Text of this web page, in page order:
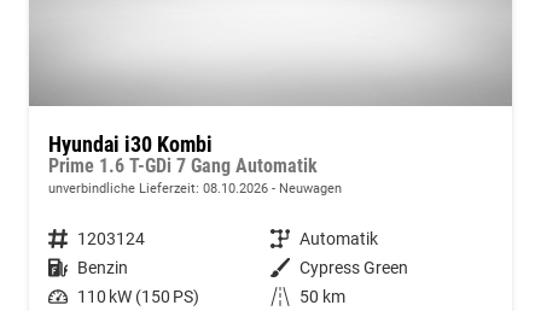
Hyundai i30 Kombi
Prime 1.6 T-GDi 7 Gang Automatik
unverbindliche Lieferzeit: 08.10.2026 Neuwagen
Fahrzeugnummer 1203124 Getriebe Automatik
Kraftstoff Benzin Außenfarbe Cypress Green
Leistung 110 kW (150 PS) Kilometerstand 50 km